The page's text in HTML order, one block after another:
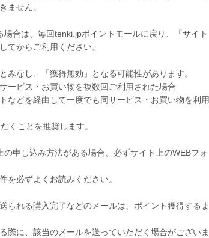
ません。
合は、毎回tenki.jpポイントモールに戻り、「サイト
てからご利用ください。
なし、「獲得無効」となる可能性があります。
ービス・お買い物を複数回ご利用された場合
などを経由して一度でも同サービス・お買い物を利用
くことを推奨します。
申し込み方法がある場合、必ずサイト上のWEBフォ
を必ずよくお読みください。
られる購入完了などのメールは、ポイント獲得するま
際に、該当のメールを送っていただく場合がございま